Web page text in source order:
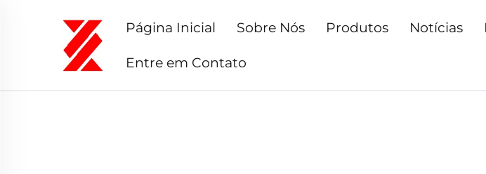
Página Inicial Sobre Nós Produtos Notícias
Entre em Contato